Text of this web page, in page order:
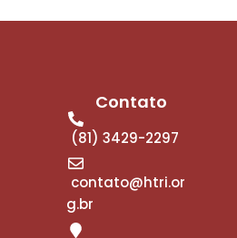
Contato
(81) 3429-2297
contato@htri.or
g.br